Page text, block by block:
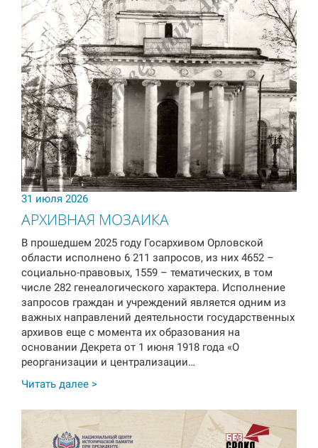
31 июля 2026
АРХИВНАЯ МОЗАИКА
В прошедшем 2025 году Госархивом Орловской
области исполнено 6 211 запросов, из них 4652 –
социально-правовых, 1559 – тематических, в том
числе 282 генеалогического характера. Исполнение
запросов граждан и учреждений является одним из
важных направлений деятельности государственных
архивов еще с момента их образования на
основании Декрета от 1 июня 1918 года «О
реорганизации и централизации…
Читать далее >